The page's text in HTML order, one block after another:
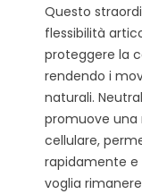
Questo
flessibilità
proteggere la
rendendo i
naturali.
promuove una
cellulare,
rapidamente e
voglia